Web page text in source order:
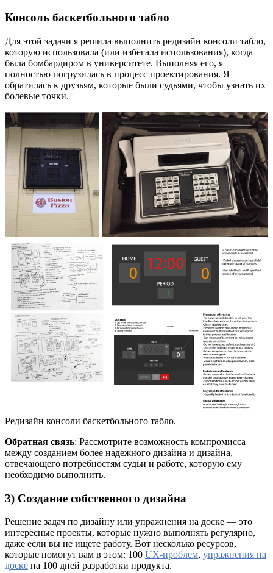
Консоль баскетбольного табло
Для этой задачи я решила выполнить редизайн консоли табло,
которую использовала (или избегала использования), когда
была бомбардиром в университете. Выполняя его, я
полностью погрузилась в процесс проектирования. Я
обратилась к друзьям, которые были судьями, чтобы узнать их
болевые точки.
Редизайн консоли баскетбольного табло.
Обратная связь: Рассмотрите возможность компромисса
между созданием более надежного дизайна и дизайна,
отвечающего потребностям судьи и работе, которую ему
необходимо выполнить.
3) Создание собственного дизайна
Решение задач по дизайну или упражнения на доске — это
интересные проекты, которые нужно выполнять регулярно,
даже если вы не ищете работу. Вот несколько ресурсов,
которые помогут вам в этом: 100 UX-проблем, упражнения на
доске на 100 дней разработки продукта.